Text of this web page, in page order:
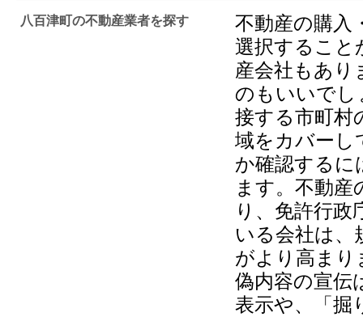
八百津町の不動産業者を探す
不動産の購入
選択すること
産会社もあり
のもいいでし
接する市町村
域をカバーし
か確認するに
ます。不動
り、免許行
いる会社は、
がより高まり
偽内容の宣伝
表示や、「掘